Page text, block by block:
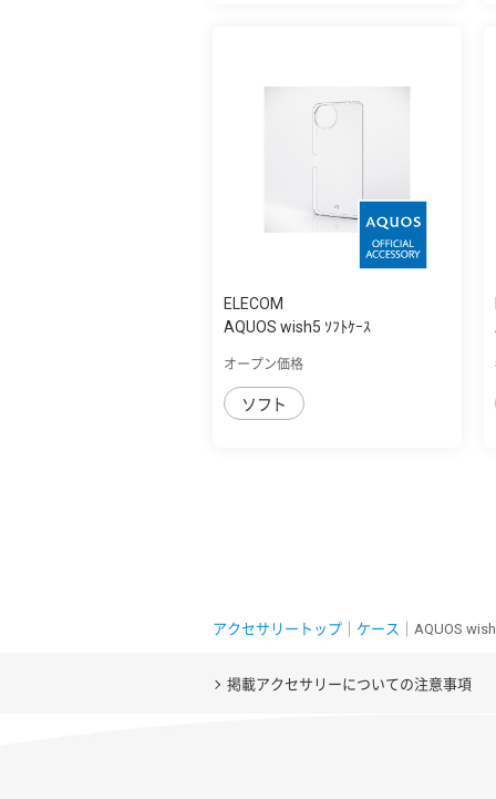
ELECOM
AQUOS wish5 ｿﾌﾄｹｰｽ
オープン価格
ソフト
アクセサリートップ ケース ｜AQUOS
掲載アクセサリーについての注意事項